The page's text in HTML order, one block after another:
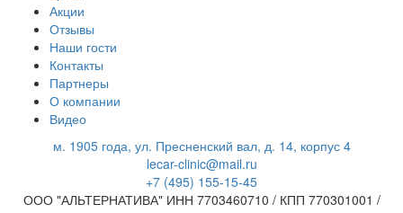
Акции
Отзывы
Наши гости
Контакты
Партнеры
О компании
Видео
м. 1905 года, ул. Пресненский вал, д. 14, корпус 4
lecar-clinic@mail.ru
+7 (495) 155-15-45
ООО "АЛЬТЕРНАТИВА" ИНН 7703460710 / КПП 770301001 /